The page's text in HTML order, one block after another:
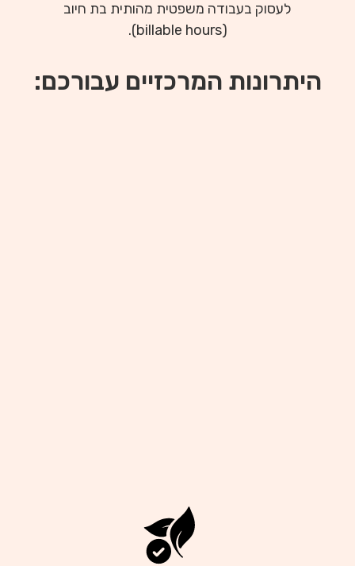
לעסוק בעבודה משפטית מהותית בת חיוב
(billable hours).
היתרונות המרכזיים עבורכם: